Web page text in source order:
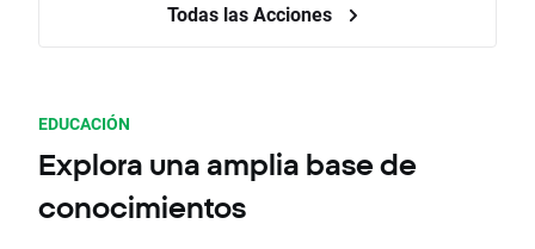
Todas las Acciones
EDUCACIÓN
Explora una amplia base de
conocimientos